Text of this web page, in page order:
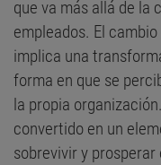
que va más allá de la
empleados. El
implica una
forma en que se
la propia
convertido en un
sobrevivir y